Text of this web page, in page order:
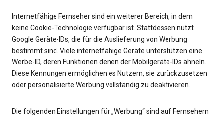
Internetfähige Fernseher sind ein weiterer Bereich, in dem
keine Cookie-Technologie verfügbar ist. Stattdessen nutzt
Google Geräte-IDs, die für die Auslieferung von Werbung
bestimmt sind. Viele internetfähige Geräte unterstützen eine
Werbe-ID, deren Funktionen denen der Mobilgeräte-IDs ähneln.
Diese Kennungen ermöglichen es Nutzern, sie zurückzusetzen
oder personalisierte Werbung vollständig zu deaktivieren.
Die folgenden Einstellungen für „Werbung“ sind auf Fernsehern